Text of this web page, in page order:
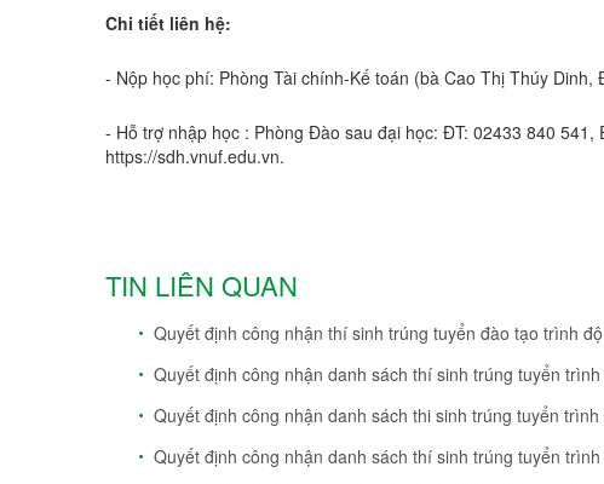
Chi tiết liên hệ:
- Nộp học phí: Phòng Tài chính-Kế toán (bà Cao Thị Thúy Dinh,
- Hỗ trợ nhập học : Phòng Đào sau đại học: ĐT: 02433 840
https://sdh.vnuf.edu.vn.
TIN LIÊN QUAN
Quyết định công nhận thí sinh trúng tuyển đào tạo trình
Quyết định công nhận danh sách thí sinh trúng tuyển
Quyết định công nhận danh sách thi sinh trúng tuyển
Quyết định công nhận danh sách thí sinh trúng tuyển